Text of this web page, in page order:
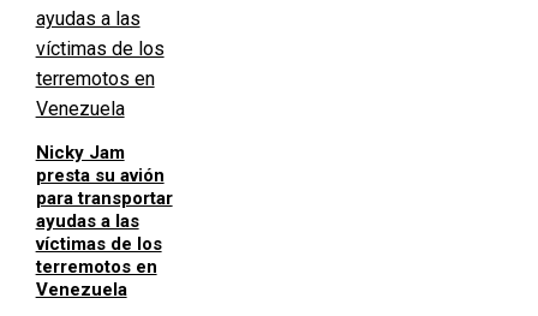
Nicky Jam
presta su avión
para transportar
ayudas a las
víctimas de los
terremotos en
Venezuela